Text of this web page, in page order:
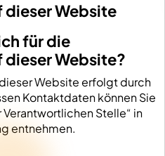
dieser Website
für die
dieser Website?
Website erfolgt durch
Kontaktdaten können Sie
Stelle“ in
entnehmen.